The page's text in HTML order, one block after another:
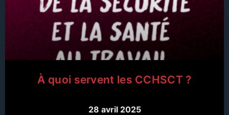
À quoi servent les CCHSCT ?
28 avril 2025